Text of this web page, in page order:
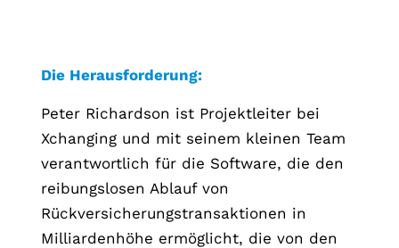
Die Herausforderung:
Peter Richardson ist Projektleiter bei
Xchanging und mit seinem kleinen Team
verantwortlich für die Software, die den
reibungslosen Ablauf von
Rückversicherungstransaktionen in
Milliardenhöhe ermöglicht, die von den